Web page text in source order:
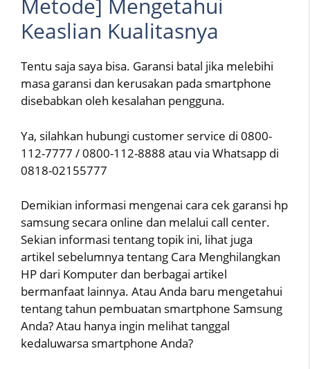
Metode] Mengetahui
Keaslian Kualitasnya
Tentu saja saya bisa. Garansi batal jika melebihi
masa garansi dan kerusakan pada smartphone
disebabkan oleh kesalahan pengguna.
Ya, silahkan hubungi customer service di 0800-
112-7777 / 0800-112-8888 atau via Whatsapp di
0818-02155777
Demikian informasi mengenai cara cek garansi hp
samsung secara online dan melalui call center.
Sekian informasi tentang topik ini, lihat juga
artikel sebelumnya tentang Cara Menghilangkan
HP dari Komputer dan berbagai artikel
bermanfaat lainnya. Atau Anda baru mengetahui
tentang tahun pembuatan smartphone Samsung
Anda? Atau hanya ingin melihat tanggal
kedaluwarsa smartphone Anda?